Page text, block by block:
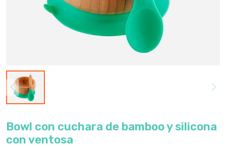
Bowl con cuchara de bamboo y silicona
con ventosa